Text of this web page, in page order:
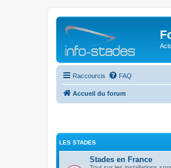
Raccourcis FAQ
Accueil du forum
LES STADES
Stades en France